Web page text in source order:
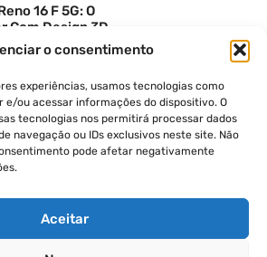
o consentimento
experiências, usamos tecnologias como
e/ou acessar informações do dispositivo. O
tecnologias nos permitirá processar dados
navegação ou IDs exclusivos neste site. Não
pode afetar negativamente
Aceitar
16 F 5G: O
Com Design 3D
E Câmeras De 50
DIGITAL
Agora Para Uma
& OPINIÃO
Dos Datacenters: